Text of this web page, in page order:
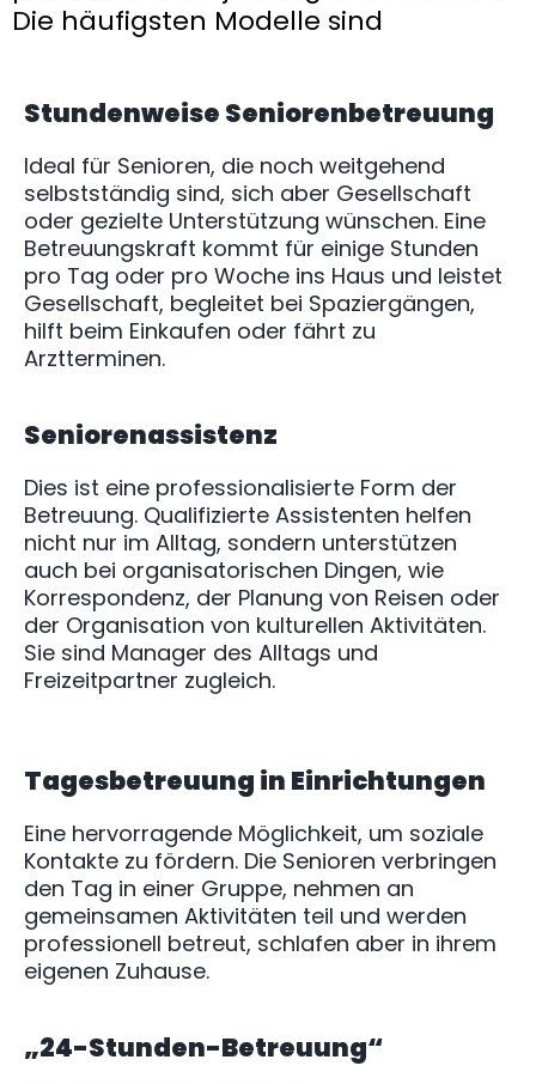
Die häufigsten Modelle sind
Stundenweise Seniorenbetreuung
Ideal für Senioren, die noch weitgehend
selbstständig sind, sich aber Gesellschaft
oder gezielte Unterstützung wünschen. Eine
Betreuungskraft kommt für einige Stunden
pro Tag oder pro Woche ins Haus und leistet
Gesellschaft, begleitet bei Spaziergängen,
hilft beim Einkaufen oder fährt zu
Arztterminen.
Seniorenassistenz
Dies ist eine professionalisierte Form der
Betreuung. Qualifizierte Assistenten helfen
nicht nur im Alltag, sondern unterstützen
auch bei organisatorischen Dingen, wie
Korrespondenz, der Planung von Reisen oder
der Organisation von kulturellen Aktivitäten.
Sie sind Manager des Alltags und
Freizeitpartner zugleich.
Tagesbetreuung in Einrichtungen
Eine hervorragende Möglichkeit, um soziale
Kontakte zu fördern. Die Senioren verbringen
den Tag in einer Gruppe, nehmen an
gemeinsamen Aktivitäten teil und werden
professionell betreut, schlafen aber in ihrem
eigenen Zuhause.
„24-Stunden-Betreuung“